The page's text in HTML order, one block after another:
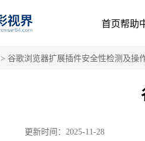
首页帮助
> 谷歌浏览器扩展插件安全性检测及操
更新时间： 2025-11-28